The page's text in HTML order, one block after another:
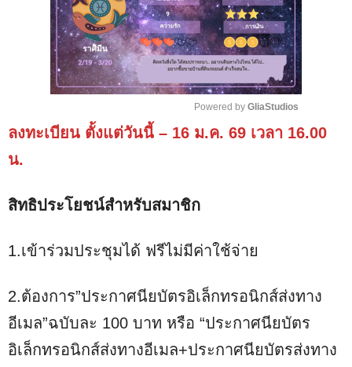
M
Powered by GliaStudios
ลงทะเบียน ตั้งแต่วันนี้ – 16 ม.ค. 69 เวลา 16.00
น.
สิทธิประโยชน์สำหรับสมาชิก
1.เข้าร่วมประชุมได้ ฟรีไม่มีค่าใช้จ่าย
2.ต้องการ”ประกาศนียบัตรอิเล็กทรอนิกส์ส่งทาง
อีเมล”ฉบับละ 100 บาท หรือ “ประกาศนียบัตร
อิเล็กทรอนิกส์ส่งทางอีเมล+ประกาศนียบัตรส่งทาง